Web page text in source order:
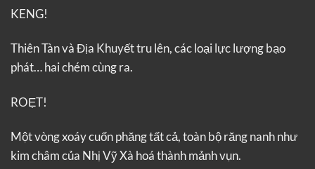
KENG!
Thiên Tàn và Địa Khuyết tru lên, các loại lực lượng bạo
phát… hai chém cùng ra.
ROẸT!
Một vòng xoáy cuốn phăng tất cả, toàn bộ răng nanh như
kim châm của Nhị Vỹ Xà hoá thành mảnh vụn.